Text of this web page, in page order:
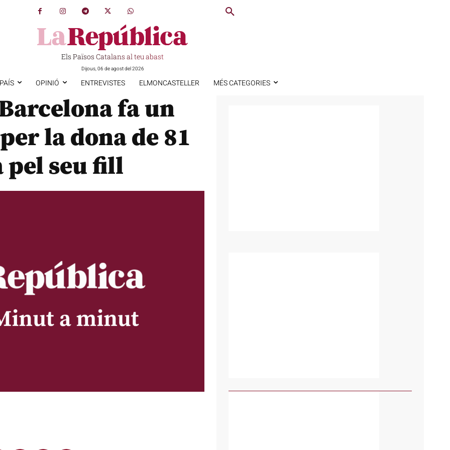
Els Països Catalans al teu abast
Dijous, 06 de agost del 2026
OPINIÓ ENTREVISTES ELMONCASTELLER MÉS CATEGORIES
fa un
la dona de 81
pel seu fill